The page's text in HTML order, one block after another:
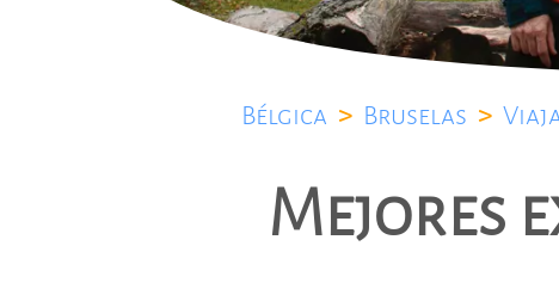
Bélgica > Bruselas >
Mejores